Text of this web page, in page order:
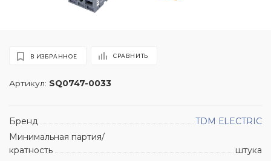
Артикул: SQ0747-0033
В ИЗБРАННОЕ СРАВНИТЬ
Бренд
TDM ЕLECTRIC
Минимальная партия/
кратность
штука